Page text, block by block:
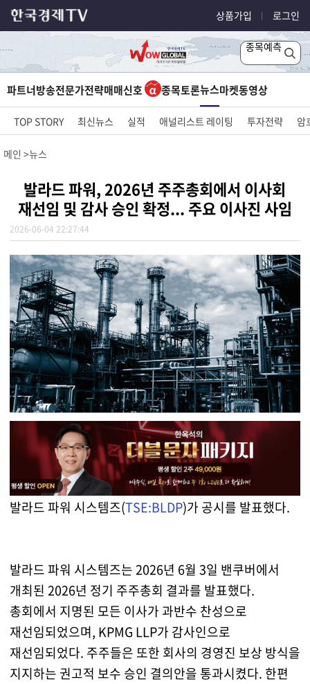
상품가입 로그인
종목예측
파트너방송전문가전략매매신호 종목토론뉴스마켓동영상
TOP STORY 최신뉴스 실적 애널리스트 레이팅 투자전략 암
메인 뉴스
발라드 파워, 2026년 주주총회에서 이사회
재선임 및 감사 승인 확정... 주요 이사진 사임
2026-06-04 22:27:44
발라드 파워 시스템즈(TSE:BLDP)가 공시를 발표했다.
발라드 파워 시스템즈는 2026년 6월 3일 밴쿠버에서
개최된 2026년 정기 주주총회 결과를 발표했다.
총회에서 지명된 모든 이사가 과반수 찬성으로
재선임되었으며, KPMG LLP가 감사인으로
재선임되었다. 주주들은 또한 회사의 경영진 보상 방식을
지지하는 권고적 보수 승인 결의안을 통과시켰다. 한편